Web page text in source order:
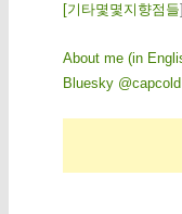
[기 타몇 몇 지 향점 들]
About me (in
Bluesky @capcold